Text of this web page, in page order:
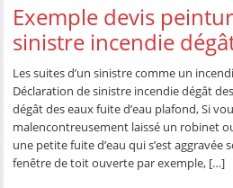
Exemple devis
sinistre incendie
Les suites d’un sinistre comme un
Déclaration de sinistre incendie dégât
dégât des eaux fuite d’eau plafond, Si
malencontreusement laissé un robinet
une petite fuite d’eau qui s’est
fenêtre de toit ouverte par exemple, […]